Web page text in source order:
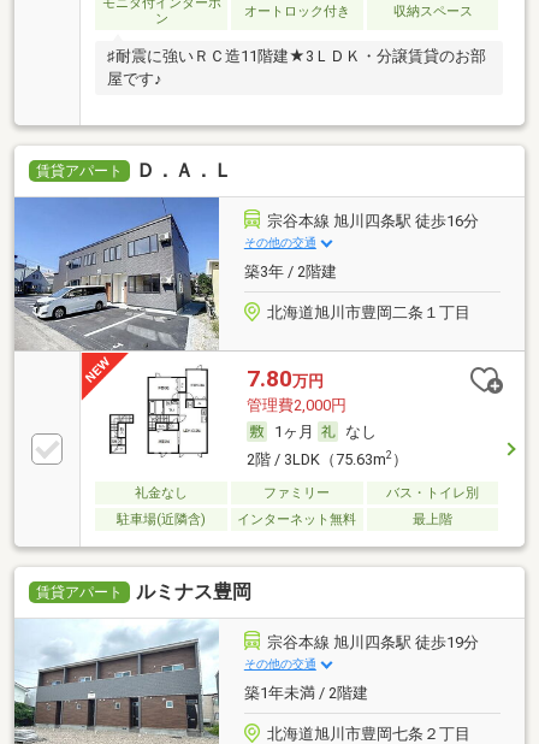
モニタ付インターホ
ン
オートロック付き 収納スペース
♯耐震に強いＲＣ造11階建★3ＬＤＫ・分譲賃貸のお部
屋です♪
賃貸アパート Ｄ．Ａ．Ｌ
宗谷本線 旭川四条駅 徒歩16分
その他の交通
築3年 / 2階建
北海道旭川市豊岡二条１丁目
7.80万円
管理費2,000円
1ヶ月
なし
2階 / 3LDK（75.63m2）
礼金なし ファミリー
バス・トイレ別
駐車場(近隣含)
インターネット無料 最上階
賃貸アパート ルミナス豊岡
宗谷本線 旭川四条駅 徒歩19分
その他の交通
築1年未満 / 2階建
北海道旭川市豊岡七条２丁目